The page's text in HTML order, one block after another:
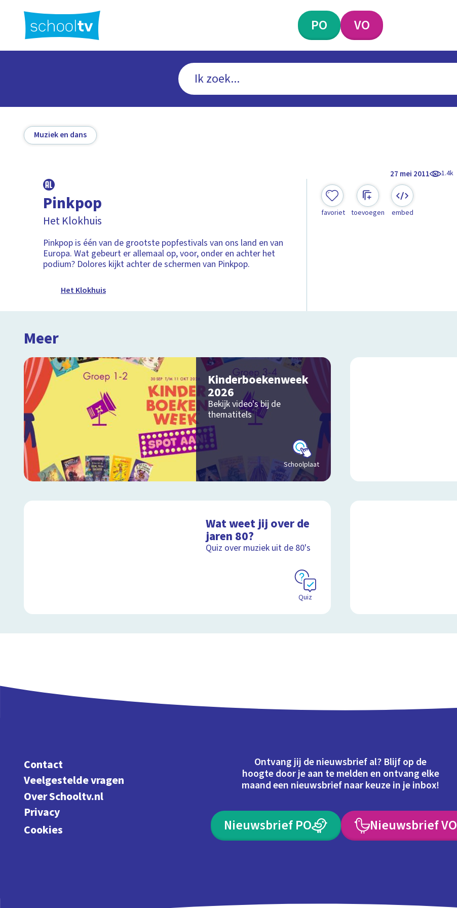
hoofdinhoud
PO VO
Muziek en dans
27 mei 2011 1.4k
Pinkpop
Het Klokhuis
Pinkpop is één van de grootste popfestivals van ons land en van
Europa. Wat gebeurt er allemaal op, voor, onder en achter het
podium? Dolores kijkt achter de schermen van Pinkpop.
Het Klokhuis
favoriet toevoegen embed
Meer
Kinderboekenweek
2026
Bekijk video's bij de
thematitels
Schoolplaat
Wat weet jij over de
jaren 80?
Quiz over muziek uit de 80's
Quiz
Contact
Veelgestelde vragen
Over Schooltv.nl
Privacy
Cookies
Ontvang jij de nieuwsbrief al? Blijf op de
hoogte door je aan te melden en ontvang elke
maand een nieuwsbrief naar keuze in je inbox!
Nieuwsbrief PO Nieuwsbrief VO